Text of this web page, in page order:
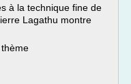
à la technique fine de
Lagathu montre